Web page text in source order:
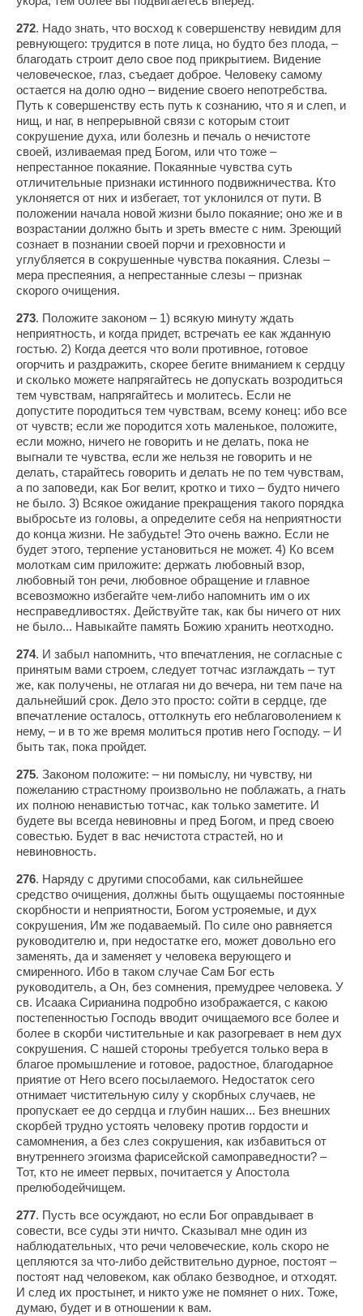
272. Надо знать, что восход к совершенству невидим для
ревнующего: трудится в поте лица, но будто без плода, –
благодать строит дело свое под прикрытием. Видение
человеческое, глаз, съедает доброе. Человеку самому
остается на долю одно – видение своего непотребства.
Путь к совершенству есть путь к сознанию, что я и слеп, и
нищ, и наг, в непрерывной связи с которым стоит
сокрушение духа, или болезнь и печаль о нечистоте
своей, изливаемая пред Богом, или что тоже –
непрестанное покаяние. Покаянные чувства суть
отличительные признаки истинного подвижничества. Кто
уклоняется от них и избегает, тот уклонился от пути. В
положении начала новой жизни было покаяние; оно же и в
возрастании должно быть и зреть вместе с ним. Зреющий
сознает в познании своей порчи и греховности и
углубляется в сокрушенные чувства покаяния. Слезы –
мера преспеяния, а непрестанные слезы – признак
скорого очищения.
273. Положите законом – 1) всякую минуту ждать
неприятность, и когда придет, встречать ее как жданную
гостью. 2) Когда деется что воли противное, готовое
огорчить и раздражить, скорее бегите вниманием к сердцу
и сколько можете напрягайтесь не допускать возродиться
тем чувствам, напрягайтесь и молитесь. Если не
допустите породиться тем чувствам, всему конец: ибо все
от чувств; если же породится хоть маленькое, положите,
если можно, ничего не говорить и не делать, пока не
выгнали те чувства, если же нельзя не говорить и не
делать, старайтесь говорить и делать не по тем чувствам,
а по заповеди, как Бог велит, кротко и тихо – будто ничего
не было. 3) Всякое ожидание прекращения такого порядка
выбросьте из головы, а определите себя на неприятности
до конца жизни. Не забудьте! Это очень важно. Если не
будет этого, терпение установиться не может. 4) Ко всем
молоткам сим приложите: держать любовный взор,
любовный тон речи, любовное обращение и главное
всевозможно избегайте чем-либо напомнить им о их
несправедливостях. Действуйте так, как бы ничего от них
не было... Навыкайте память Божию хранить неотходно.
274. И забыл напомнить, что впечатления, не согласные с
принятым вами строем, следует тотчас изглаждать – тут
же, как получены, не отлагая ни до вечера, ни тем паче на
дальнейший срок. Дело это просто: сойти в сердце, где
впечатление осталось, оттолкнуть его неблаговолением к
нему, – и в то же время молиться против него Господу. – И
быть так, пока пройдет.
275. Законом положите: – ни помыслу, ни чувству, ни
пожеланию страстному произвольно не поблажать, а гнать
их полною ненавистью тотчас, как только заметите. И
будете вы всегда невиновны и пред Богом, и пред своею
совестью. Будет в вас нечистота страстей, но и
невиновность.
276. Наряду с другими способами, как сильнейшее
средство очищения, должны быть ощущаемы постоянные
скорбности и неприятности, Богом устрояемые, и дух
сокрушения, Им же подаваемый. По силе оно равняется
руководителю и, при недостатке его, может довольно его
заменять, да и заменяет у человека верующего и
смиренного. Ибо в таком случае Сам Бог есть
руководитель, а Он, без сомнения, премудрее человека. У
св. Исаака Сирианина подробно изображается, с какою
постепенностью Господь вводит очищаемого все более и
более в скорби чистительные и как разогревает в нем дух
сокрушения. С нашей стороны требуется только вера в
благое промышление и готовое, радостное, благодарное
приятие от Него всего посылаемого. Недостаток сего
отнимает чистительную силу у скорбных случаев, не
пропускает ее до сердца и глубин наших... Без внешних
скорбей трудно устоять человеку против гордости и
самомнения, а без слез сокрушения, как избавиться от
внутреннего эгоизма фарисейской самоправедности? –
Тот, кто не имеет первых, почитается у Апостола
прелюбодейчищем.
277. Пусть все осуждают, но если Бог оправдывает в
совести, все суды эти ничто. Сказывал мне один из
наблюдательных, что речи человеческие, коль скоро не
цепляются за что-либо действительно дурное, постоят –
постоят над человеком, как облако безводное, и отходят.
И след их простынет, и никто уже не помянет о них. Тоже,
думаю, будет и в отношении к вам.